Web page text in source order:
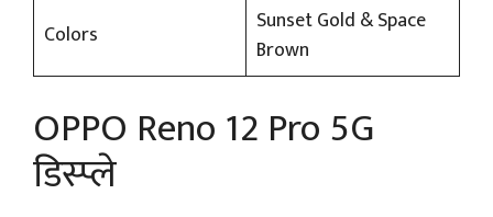
Colors
Sunset Gold & Space
Brown
OPPO Reno 12 Pro 5G
डिस्प्ले